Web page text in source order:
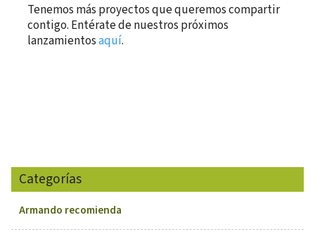
Tenemos más proyectos que queremos compartir
contigo. Entérate de nuestros próximos
lanzamientosaquí.
Categorías
Armando recomienda